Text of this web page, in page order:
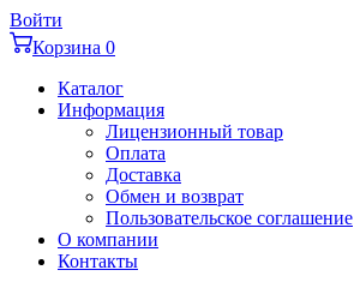
Перейти
к
содержимому
Войти
Корзина 0
Каталог
Информация
Лицензионный товар
Оплата
Доставка
Обмен и возврат
Пользовательское соглашение
О компании
Контакты